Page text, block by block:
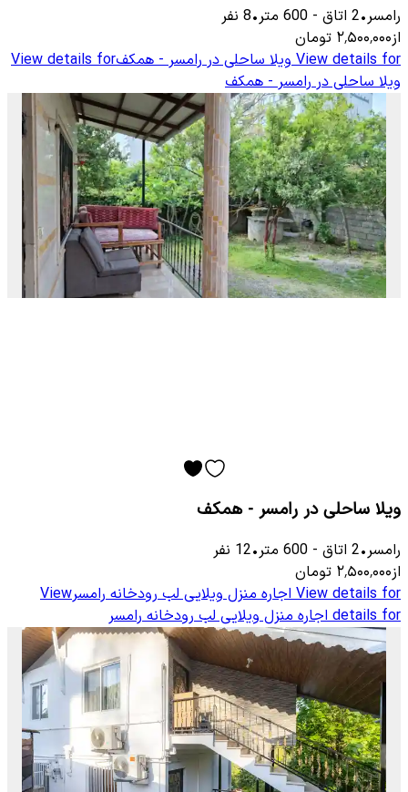
رامسر•
2 اتاق -
600 متر•
8 نفر
از۲٬۵۰۰٬۰۰۰ تومان
View details for ویلا ساحلی در رامسر - همکفView details for
ویلا ساحلی در رامسر - همکف
ویلا ساحلی در رامسر - همکف
رامسر•
2 اتاق -
600 متر•
12 نفر
از۲٬۵۰۰٬۰۰۰ تومان
View details for اجاره منزل ویلایی لب رودخانه رامسرView
details for اجاره منزل ویلایی لب رودخانه رامسر